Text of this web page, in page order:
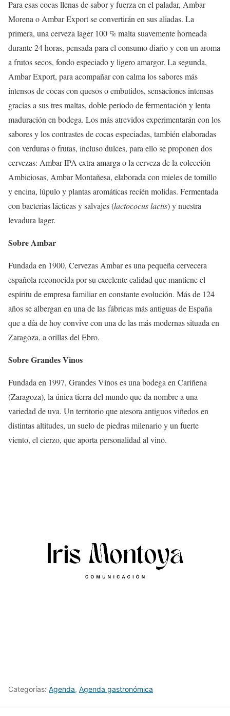
Para esas cocas llenas de sabor y fuerza en el paladar, Ambar
Morena o Ambar Export se convertirán en sus aliadas. La
primera, una cerveza lager 100 % malta suavemente horneada
durante 24 horas, pensada para el consumo diario y con un aroma
a frutos secos, fondo especiado y ligero amargor. La segunda,
Ambar Export, para acompañar con calma los sabores más
intensos de cocas con quesos o embutidos, sensaciones intensas
gracias a sus tres maltas, doble período de fermentación y lenta
maduración en bodega. Los más atrevidos experimentarán con los
sabores y los contrastes de cocas especiadas, también elaboradas
con verduras o frutas, incluso dulces, para ello se proponen dos
cervezas: Ambar IPA extra amarga o la cerveza de la colección
Ambiciosas, Ambar Montañesa, elaborada con mieles de tomillo
y encina, lúpulo y plantas aromáticas recién molidas. Fermentada
con bacterias lácticas y salvajes (lactococus lactis) y nuestra
levadura lager.
Sobre Ambar
Fundada en 1900, Cervezas Ambar es una pequeña cervecera
española reconocida por su excelente calidad que mantiene el
espíritu de empresa familiar en constante evolución. Más de 124
años se albergan en una de las fábricas más antiguas de España
que a día de hoy convive con una de las más modernas situada en
Zaragoza, a orillas del Ebro.
Sobre Grandes Vinos
Fundada en 1997, Grandes Vinos es una bodega en Cariñena
(Zaragoza), la única tierra del mundo que da nombre a una
variedad de uva. Un territorio que atesora antiguos viñedos en
distintas altitudes, un suelo de piedras milenario y un fuerte
viento, el cierzo, que aporta personalidad al vino.
Categorías: Agenda, Agenda gastronómica